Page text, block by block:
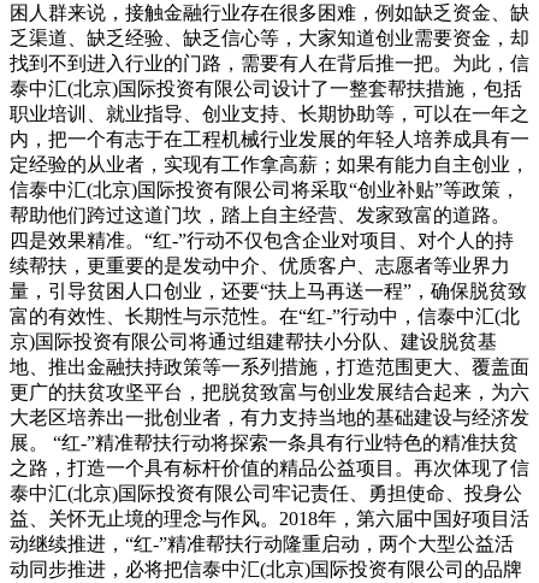
困人群来说，接触金融行业存在很多困难，例如缺乏资金、缺
乏渠道、缺乏经验、缺乏信心等，大家知道创业需要资金，却
找到不到进入行业的门路，需要有人在背后推一把。为此，信
泰中汇(北京)国际投资有限公司设计了一整套帮扶措施，包括
职业培训、就业指导、创业支持、长期协助等，可以在一年之
内，把一个有志于在工程机械行业发展的年轻人培养成具有一
定经验的从业者，实现有工作拿高薪；如果有能力自主创业，
信泰中汇(北京)国际投资有限公司将采取“创业补贴”等政策，
帮助他们跨过这道门坎，踏上自主经营、发家致富的道路。
四是效果精准。“红-”行动不仅包含企业对项目、对个人的持
续帮扶，更重要的是发动中介、优质客户、志愿者等业界力
量，引导贫困人口创业，还要“扶上马再送一程”，确保脱贫致
富的有效性、长期性与示范性。在“红-”行动中，信泰中汇(北
京)国际投资有限公司将通过组建帮扶小分队、建设脱贫基
地、推出金融扶持政策等一系列措施，打造范围更大、覆盖面
更广的扶贫攻坚平台，把脱贫致富与创业发展结合起来，为六
大老区培养出一批创业者，有力支持当地的基础建设与经济发
展。 “红-”精准帮扶行动将探索一条具有行业特色的精准扶贫
之路，打造一个具有标杆价值的精品公益项目。再次体现了信
泰中汇(北京)国际投资有限公司牢记责任、勇担使命、投身公
益、关怀无止境的理念与作风。2018年，第六届中国好项目活
动继续推进，“红-”精准帮扶行动隆重启动，两个大型公益活
动同步推进，必将把信泰中汇(北京)国际投资有限公司的品牌